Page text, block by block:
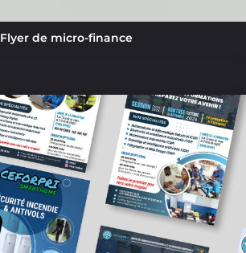
Flyer de micro-finance